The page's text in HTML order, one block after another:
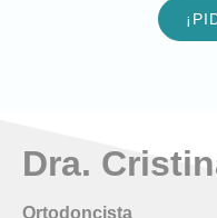
Dra.
Ortodoncista